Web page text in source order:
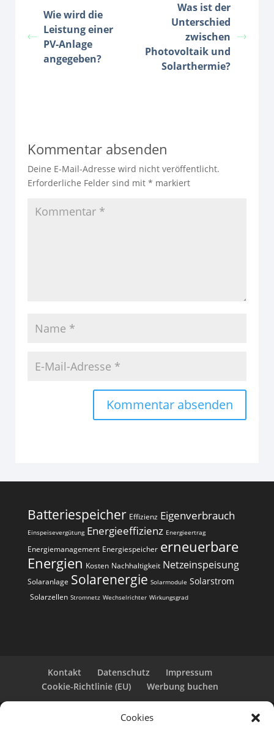
Cookies
Wie wird die
Leistung einer
PV-Anlage
angegeben?
Was ist der
Unterschied
zwischen
Photovoltaik und
Solarthermie?
Kommentar absenden
Deine E-Mail-Adresse wird nicht veröffentlicht.
Erforderliche Felder sind mit * markiert
Batteriespeicher Effizienz Eigenverbrauch
Einspeisevergütung Energieeffizienz Energieertrag
Energiemanagement Energiespeicher erneuerbare
Energien Kosten Nachhaltigkeit Netzeinspeisung
Solaranlage Solarenergie Solarmodule Solarstrom
Solarzellen Stromnetz Wechselrichter Wirkungsgrad
Kontakt Datenschutz
Impressum
Cookie-Richtlinie (EU)
Werbung buchen
Copyright 2025-2026 | Web24 Consulting AVO UG |